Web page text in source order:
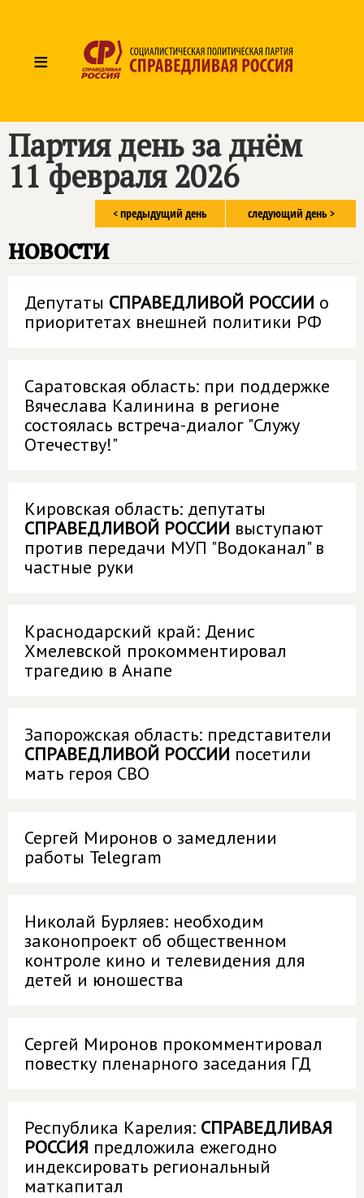
≡
Партия день за днём
11 февраля 2026
следующий день >
< предыдущий день
новости
Депутаты СПРАВЕДЛИВОЙ РОССИИ о
приоритетах внешней политики РФ
Саратовская область: при поддержке
Вячеслава Калинина в регионе
состоялась встреча-диалог "Служу
Отечеству!"
Кировская область: депутаты
СПРАВЕДЛИВОЙ РОССИИ выступают
против передачи МУП "Водоканал" в
частные руки
Краснодарский край: Денис
Хмелевской прокомментировал
трагедию в Анапе
Запорожская область: представители
СПРАВЕДЛИВОЙ РОССИИ посетили
мать героя СВО
Сергей Миронов о замедлении
работы Telegram
Николай Бурляев: необходим
законопроект об общественном
контроле кино и телевидения для
детей и юношества
Сергей Миронов прокомментировал
повестку пленарного заседания ГД
Республика Карелия: СПРАВЕДЛИВАЯ
РОССИЯ предложила ежегодно
индексировать региональный
маткапитал